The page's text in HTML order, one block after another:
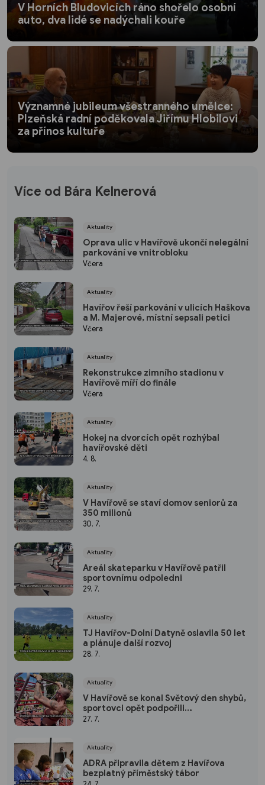
V Horních Bludovicích ráno shořelo osobní
auto, dva lidé se nadýchali kouře
Významné jubileum všestranného umělce:
Plzeňská radní poděkovala Jiřímu Hlobilovi
za přínos kultuře
Více od Bára Kelnerová
Aktuality
Oprava ulic v Havířově ukončí nelegální
parkování ve vnitrobloku
Včera
Aktuality
Havířov řeší parkování v ulicích Haškova
a M. Majerové, místní sepsali petici
Včera
Aktuality
Rekonstrukce zimního stadionu v
Havířově míří do finále
Včera
Aktuality
Hokej na dvorcích opět rozhýbal
havířovské děti
4. 8.
Aktuality
V Havířově se staví domov seniorů za
350 milionů
30. 7.
Aktuality
Areál skateparku v Havířově patřil
sportovnímu odpoledni
29. 7.
Aktuality
TJ Havířov-Dolní Datyně oslavila 50 let
a plánuje další rozvoj
28. 7.
Aktuality
V Havířově se konal Světový den shybů,
sportovci opět podpořili
hendikepované děti
27. 7.
Aktuality
ADRA připravila dětem z Havířova
bezplatný příměstský tábor